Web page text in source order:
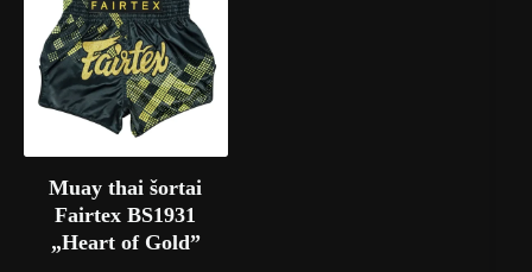
Muay thai šortai
Fairtex BS1931
„Heart of Gold”